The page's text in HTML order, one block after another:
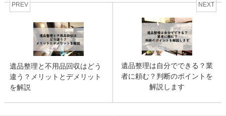
PREV
遺品整理と不用品回収はどう
違う？メリットとデメリット
を解説
NEXT
遺品整理は自分でできる？業
者に頼む？判断のポイントを
解説します